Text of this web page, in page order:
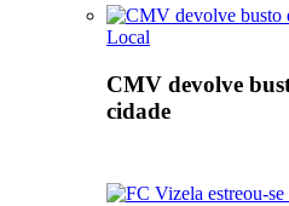
Local
CMV devolve
cidade